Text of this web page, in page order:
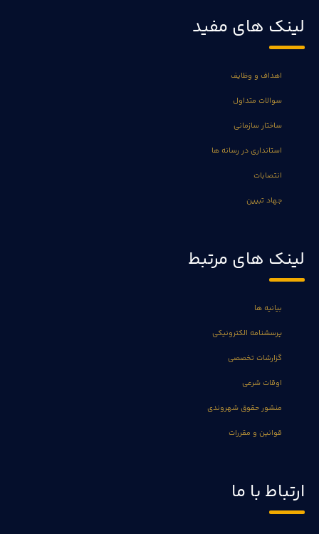
لینک های مفید
اهداف و وظایف
سوالات متداول
ساختار سازمانی
استانداری در رسانه ها
انتصابات
جهاد تبیین
لینک های مرتبط
بیانیه ها
پرسشنامه الکترونیکی
گزارشات تخصصی
اوقات شرعی
منشور حقوق شهروندی
قوانین و مقررات
ارتباط با ما